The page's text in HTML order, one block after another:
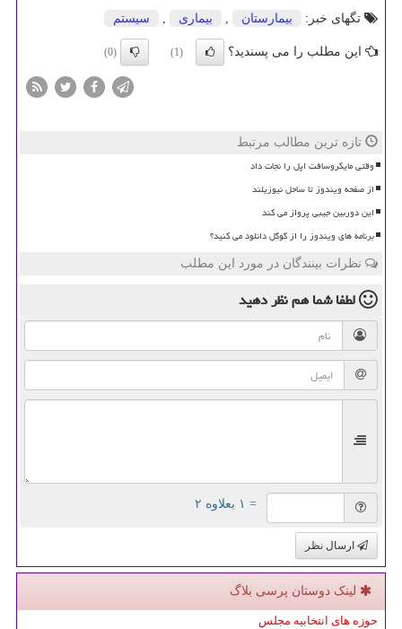
تگهای خبر:
بیمارستان , بیماری , سیستم
این مطلب را می پسندید؟ (1)
(0)
تازه ترین مطالب مرتبط
وقتی مایکروسافت اپل را نجات داد
از صفحه ویندوز تا ساحل نیوزیلند
این دوربین جیبی پرواز می کند
برنامه های ویندوز را از گوگل دانلود می کنید؟
نظرات بینندگان در مورد این مطلب
لطفا شما همنظر دهید
= ۱ بعلاوه ۲
ارسال نظر
لینک دوستان پرسی بلاگ
حوزه های انتخابیه مجلس